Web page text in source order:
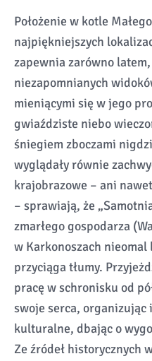
Położenie w kotle
najpiękniejszych
zapewnia zarówno
niezapomnianych
mieniącymi się w jego
gwiaździste niebo
śniegiem zboczami
wyglądały równie
krajobrazowe – ani
– sprawiają, że
zmarłego gospodarza
w Karkonoszach
przyciąga tłumy.
pracę w schronisku od
swoje serca, organizując
kulturalne, dbając o
Ze źródeł historycznych